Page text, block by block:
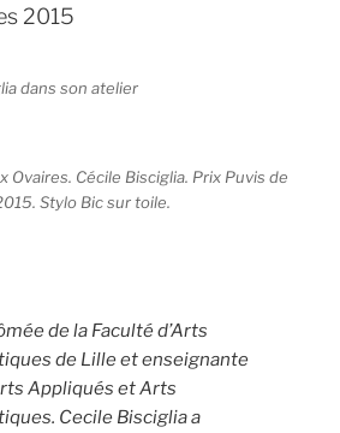
2015
dans son atelier
Ovaires. Cécile Bisciglia. Prix Puvis de
Stylo Bic sur toile.
de la Faculté d’Arts
de Lille et enseignante
Appliqués et Arts
Cecile Bisciglia a